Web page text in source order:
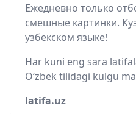
Ежедневно только
смешные картинки.
узбекском языке!
Har kuni eng sara
O‘zbek tilidagi kulgu
latifa.uz